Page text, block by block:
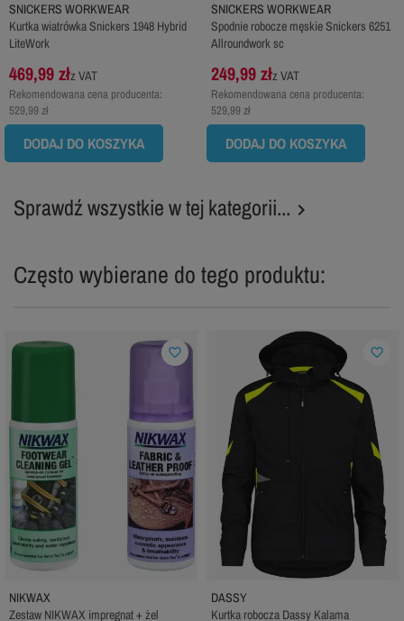
SNICKERS WORKWEAR
Kurtka wiatrówka Snickers 1948 Hybrid
LiteWork
469,99 złz VAT
Rekomendowana cena producenta:
529,99 zł
DODAJ DO KOSZYKA
SNICKERS WORKWEAR
Spodnie robocze męskie Snickers 6251
Allroundwork sc
249,99 złz VAT
Rekomendowana cena producenta:
529,99 zł
DODAJ DO KOSZYKA
Sprawdź wszystkie w tej kategorii... 
Często wybierane do tego produktu:
NIKWAX
Zestaw NIKWAX impregnat + żel
favorite_border
DASSY
Kurtka robocza Dassy Kalama
favorite_border